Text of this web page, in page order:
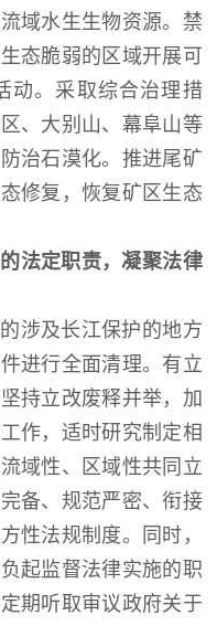
域水生生物资源。禁
态脆弱的区域开展可
动。采取综合治理措
、大别山、幕阜山等
治石漠化。推进尾矿
修复，恢复矿区生态
法定职责，凝聚法律
涉及长江保护的地方
进行全面清理。有立
持立改废释并举，加
作，适时研究制定相
域性、区域性共同立
备、规范严密、衔接
性法规制度。同时，
起监督法律实施的职
期听取审议政府关于